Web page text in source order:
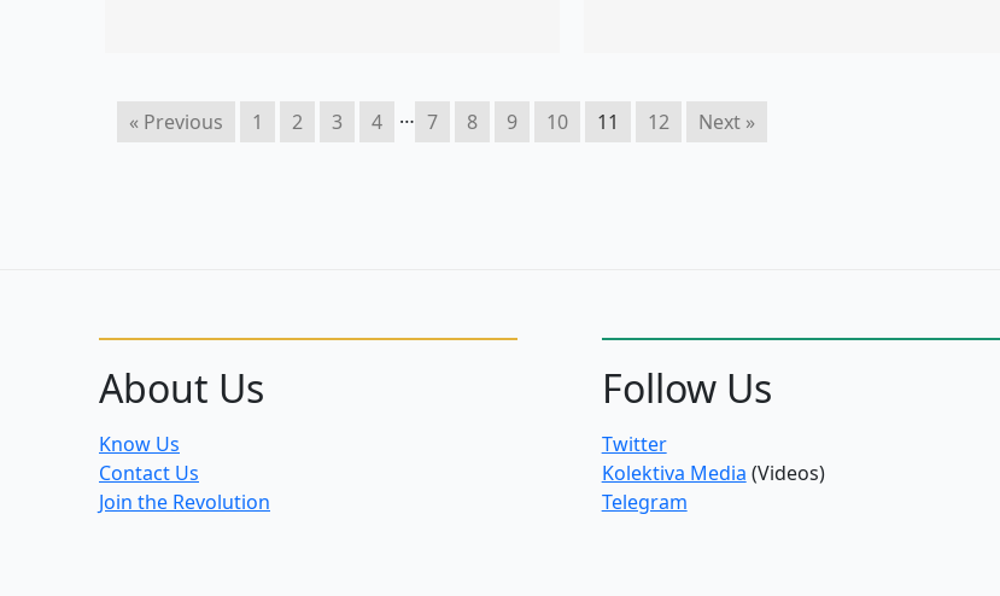
« Previous 1 2 3 4 … 7 8 9 10 11 12 Next »
About Us
Know Us
Contact Us
Join the Revolution
Follow Us
Twitter
Kolektiva Media (Videos)
Telegram